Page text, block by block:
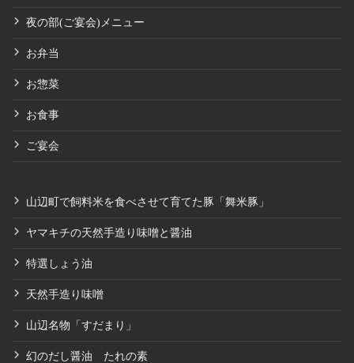
夜の部(ご宴会)メニュー
お弁当
お惣菜
お食事
ご宴会
山辺町で飼料米を食べさせて育てた豚「舞米豚」
ヤマキチの天然手造り味噌と醤油
特選しょう油
天然手造り味噌
山辺名物「すだまり」
幻のだし醤油 たれの素